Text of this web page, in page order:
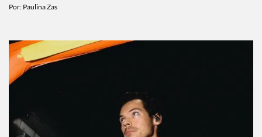
Por: Paulina Zas